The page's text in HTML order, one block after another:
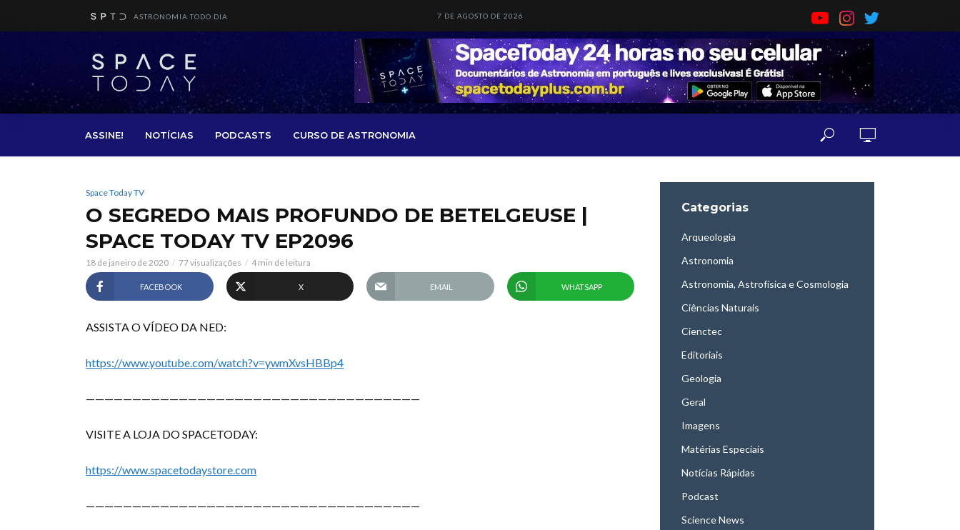
ASTRONOMIA TODO DIA 7 DE AGOSTO DE 2026
ASSINE! NOTÍCIAS PODCASTS CURSO DE ASTRONOMIA
Space Today TV
O SEGREDO MAIS PROFUNDO DE BETELGEUSE |
SPACE TODAY TV EP2096
18 de janeiro de 2020 77 visualizações 4 min de leitura
FACEBOOK X EMAIL WHATSAPP
ASSISTA O VÍDEO DA NED:
https://www.youtube.com/watch?v=ywmXvsHBBp4
————————————————————————————————————
VISITE A LOJA DO SPACETODAY:
https://www.spacetodaystore.com
————————————————————————————————————
Categorias
Arqueologia
Astronomia
Astronomia, Astrofísica e Cosmologia
Ciências Naturais
Cienctec
Editoriais
Geologia
Geral
Imagens
Matérias Especiais
Notícias Rápidas
Podcast
Science News